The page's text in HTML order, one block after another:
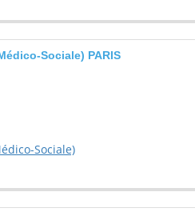
Sociale) PARIS
Sociale)